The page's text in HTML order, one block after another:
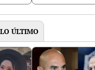
LO ÚLTIMO